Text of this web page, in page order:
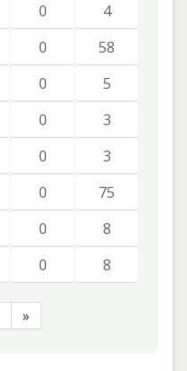
0
4
0
58
0
5
0
3
0
3
0
75
0
8
0 8
»